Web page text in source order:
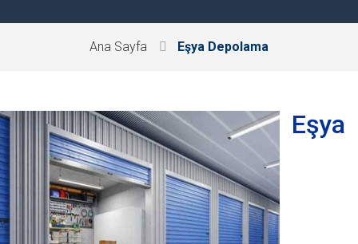
Asansörlü Taşıma
Evden Eve Nakliyat
Kurumsal Taşıma
Ofis Taşımacılığı
HIZMET BÖLGELERIMIZ
REFERANSLAR
İLETIŞIM
Ana Sayfa Eşya Depolama
Eşya